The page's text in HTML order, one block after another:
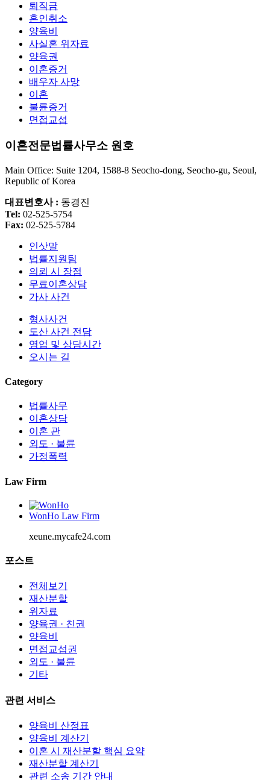
퇴직금
혼인취소
양육비
사실혼 위자료
양육권
이혼증거
배우자 사망
이혼
불륜증거
면접교섭
이혼전문법률사무소 원호
Main Office: Suite 1204, 1588-8 Seocho-dong, Seocho-gu, Seoul,
Republic of Korea
대표변호사 : 동경진
Tel: 02-525-5754
Fax: 02-525-5784
인삿말
법률지원팀
의뢰 시 장점
무료이혼상담
가사 사건
형사사건
도산 사건 전담
영업 및 상담시간
오시는 길
Category
법률사무
이혼상담
이혼 관
외도 · 불륜
가정폭력
Law Firm
WonHo Law Firm
xeune.mycafe24.com
포스트
전체보기
재산분할
위자료
양육권 · 친권
양육비
면접교섭권
외도 · 불륜
기타
관련 서비스
양육비 산정표
양육비 계산기
이혼 시 재산분할 핵심 요약
재산분할 계산기
관련 소송 기간 안내